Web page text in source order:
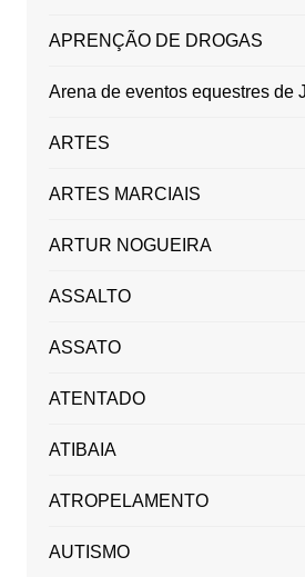
APRENÇÃO DE DROGAS
Arena de eventos equestres de
ARTES
ARTES MARCIAIS
ARTUR NOGUEIRA
ASSALTO
ASSATO
ATENTADO
ATIBAIA
ATROPELAMENTO
AUTISMO